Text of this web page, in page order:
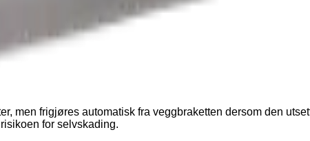
men frigjøres automatisk fra veggbraketten dersom den
for selvskading.